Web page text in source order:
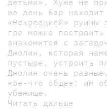
детьми». Хуже не
же день Вар
«Рекреацией» руины
где можно
знакомится с
Джолин, которая
пустыре, устроить
Джолин очень
кое-что общее: им
убежище.
Читать дальше